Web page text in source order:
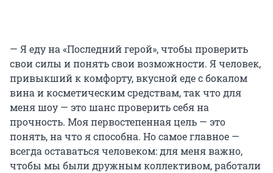
— Я еду на «Последний герой», чтобы проверить
свои силы и понять свои возможности. Я человек,
привыкший к комфорту, вкусной еде с бокалом
вина и косметическим средствам, так что для
меня шоу — это шанс проверить себя на
прочность. Моя первостепенная цель — это
понять, на что я способна. Но самое главное —
всегда оставаться человеком: для меня важно,
чтобы мы были дружным коллективом, работали